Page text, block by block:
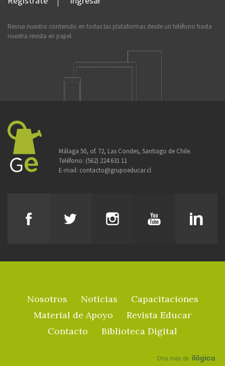
Revisa nuestro contenido en todas las plataformas desde un teléfono hasta
nuestra revista en papel.
Málaga 50, of. 72, Las Condes, Santiago de Chile.
Teléfono: (562) 224 631 11
E-mail: contacto@grupoeducar.cl
Nosotros Noticias
Capacitaciones
Material de Apoyo
Revista Educar
Contacto
Biblioteca Digital